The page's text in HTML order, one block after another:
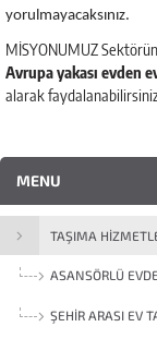
yorulmayacaksınız.
MİSYONUMUZ
Avrupa yakası evden
alarak
MENU
TAŞIMA
ASANSÖRLÜ
ŞEHIR ARASI EV